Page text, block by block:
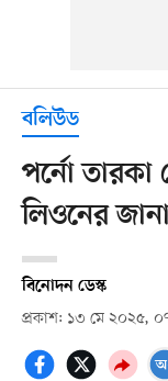
বলিউড
পর্নো তারকা
লিওনের
বিনোদন ডেস্ক
প্রকাশ: ১৩ মে ২০২৫,